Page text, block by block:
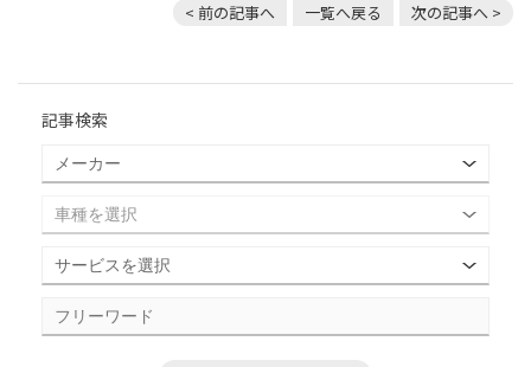
< 前の記事へ 一覧へ戻る 次の記事へ >
記事検索